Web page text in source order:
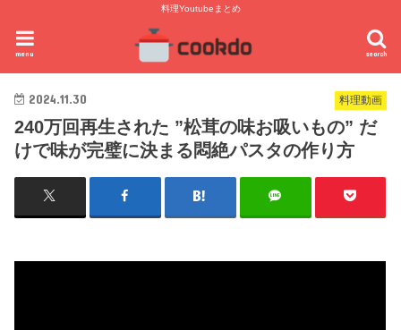
料理Youtubeまとめ
search
menu
料理動画
2024.11.30
240万回再生された ”松茸の味お吸いもの” だ
けで味が完璧に決まる悶絶パスタの作り方